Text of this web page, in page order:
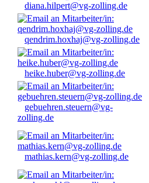
diana.hilpert@vg-zolling.de
qendrim.hoxhaj@vg-zolling.de
heike.huber@vg-zolling.de
gebuehren.steuern@vg-
zolling.de
mathias.kern@vg-zolling.de